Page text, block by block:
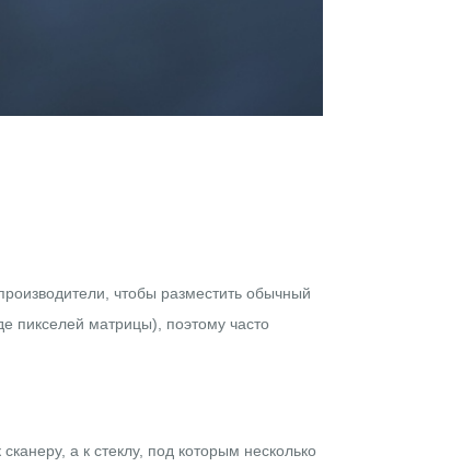
чтобы разместить обычный
пикселей матрицы), поэтому часто
а к стеклу, под которым несколько